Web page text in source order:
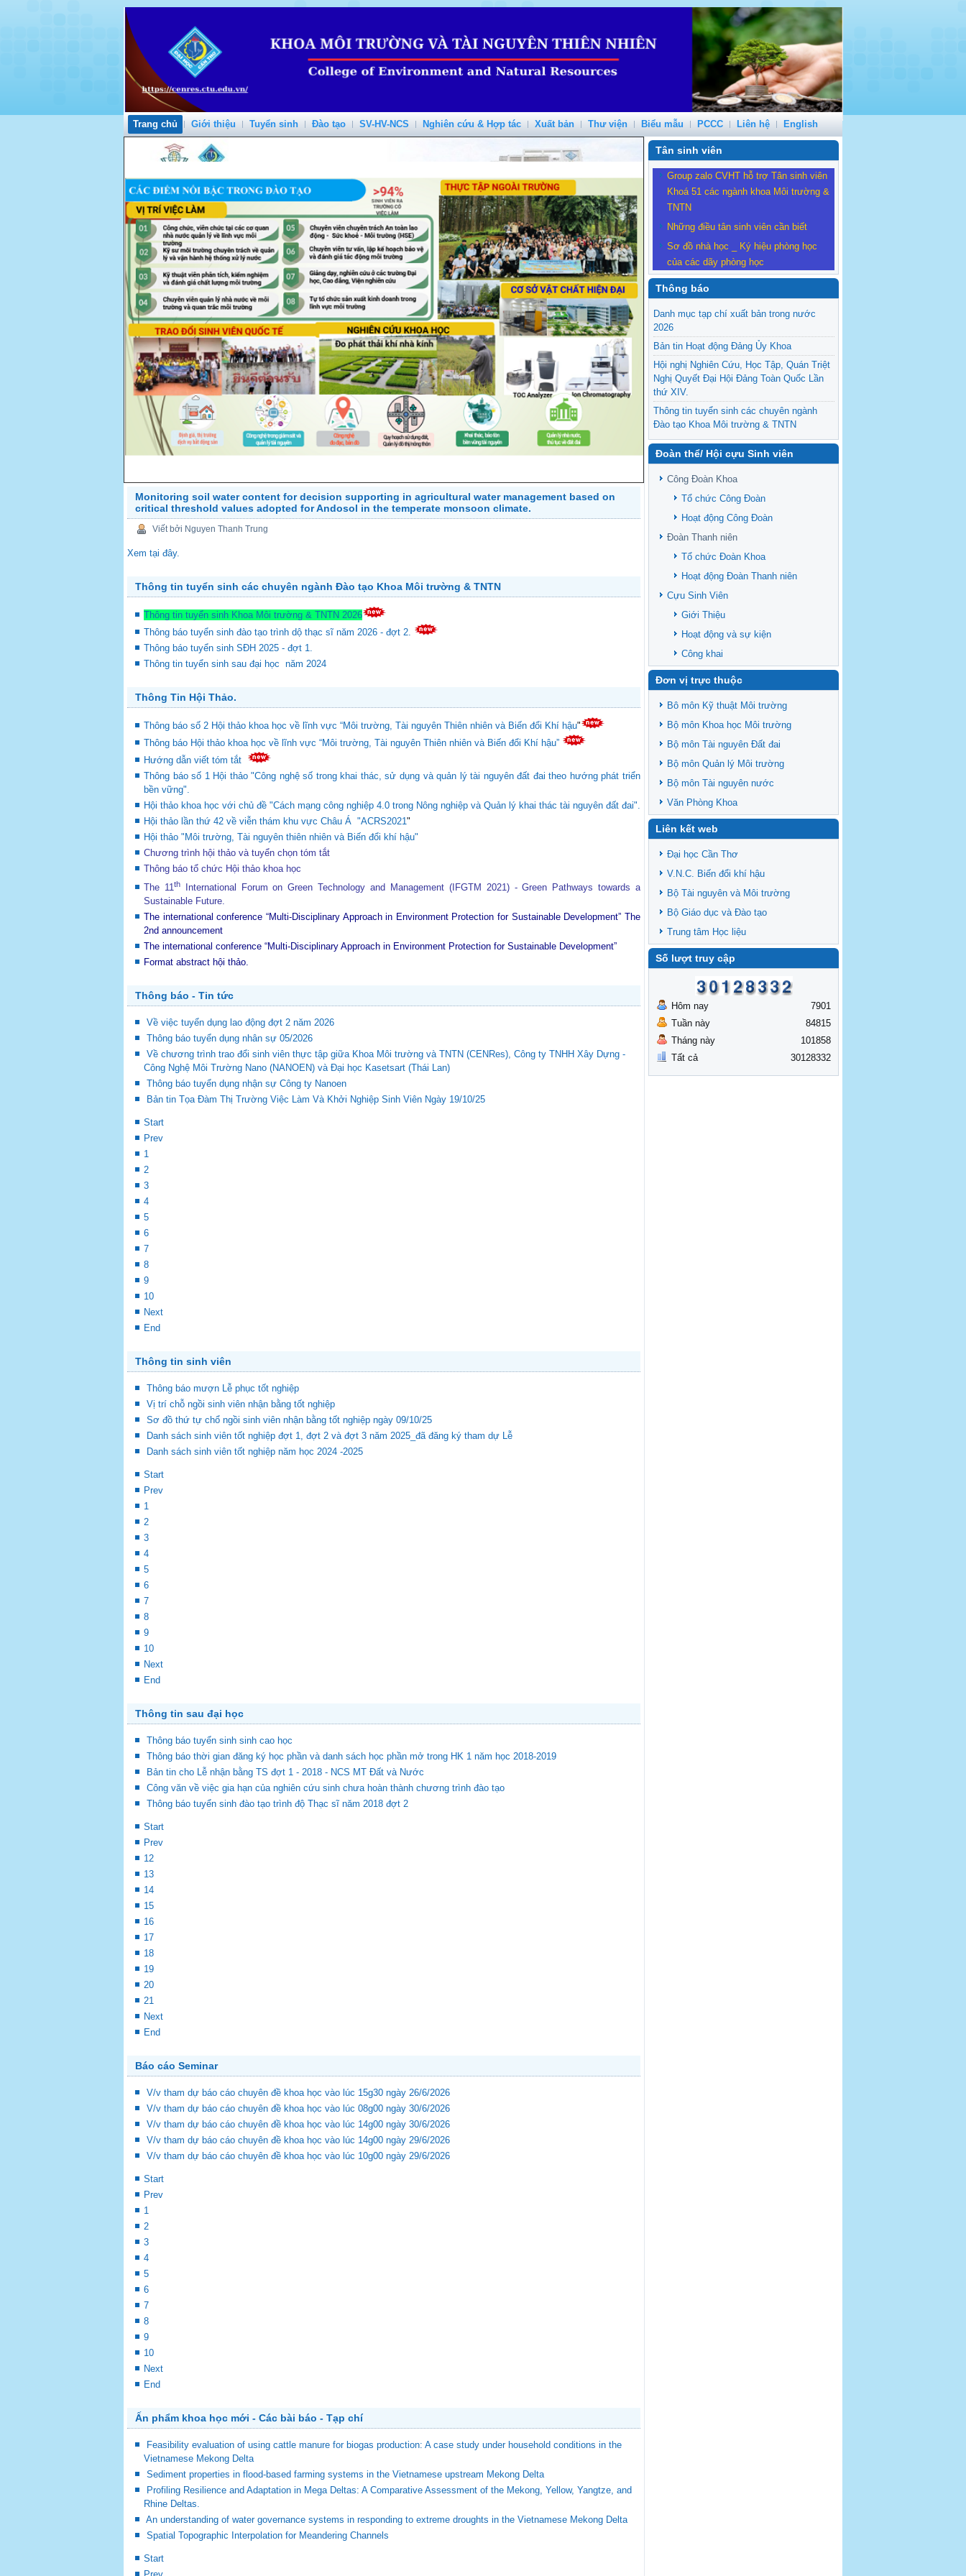
Trang chủ Giới thiệu Tuyển sinh Đào tạo SV-HV-NCS Nghiên cứu & Hợp tác Xuất bản Thư viện Biểu mẫu PCCC Liên hệ English
NEXT
Monitoring soil water content for decision supporting in agricultural water management based on
critical threshold values adopted for Andosol in the temperate monsoon climate.
Viết bởi Nguyen Thanh Trung
Xem tại đây.
Thông tin tuyển sinh các chuyên ngành Đào tạo Khoa Môi trường & TNTN
Thông tin tuyển sinh Khoa Môi trường & TNTN 2026
Thông báo tuyển sinh đào tạo trình dộ thạc sĩ năm 2026 - đợt 2.
Thông báo tuyển sinh SĐH 2025 - đợt 1.
Thông tin tuyển sinh sau đại học năm 2024
Thông Tin Hội Thảo.
Thông báo số 2 Hội thảo khoa học về lĩnh vực “Môi trường, Tài nguyên Thiên nhiên và Biến đổi Khí hậu"
Thông báo Hội thảo khoa học về lĩnh vực “Môi trường, Tài nguyên Thiên nhiên và Biến đổi Khí hậu”
Hướng dẫn viết tóm tắt
Thông báo số 1 Hội thảo "Công nghệ số trong khai thác, sử dụng và quản lý tài nguyên đất đai theo hướng phát triển
bền vững".
Hội thảo khoa học với chủ đề "Cách mạng công nghiệp 4.0 trong Nông nghiệp và Quản lý khai thác tài nguyên đất đai".
Hội thảo lần thứ 42 về viễn thám khu vực Châu Á "ACRS2021"
Hội thảo "Môi trường, Tài nguyên thiên nhiên và Biến đổi khí hậu"
Chương trình hội thảo và tuyển chọn tóm tắt
Thông báo tổ chức Hội thảo khoa học
The 11thInternational Forum on Green Technology and Management (IFGTM 2021) - Green Pathways towards a
Sustainable Future.
The international conference “Multi-Disciplinary Approach in Environment Protection for Sustainable Development” The
2nd announcement
The international conference “Multi-Disciplinary Approach in Environment Protection for Sustainable Development”
Format abstract hội thảo.
Thông báo - Tin tức
Về việc tuyển dụng lao động đợt 2 năm 2026
Thông báo tuyển dụng nhân sự 05/2026
Về chương trình trao đổi sinh viên thực tập giữa Khoa Môi trường và TNTN (CENRes), Công ty TNHH Xây Dựng -
Công Nghệ Môi Trường Nano (NANOEN) và Đại học Kasetsart (Thái Lan)
Thông báo tuyển dụng nhận sự Công ty Nanoen
Bản tin Tọa Đàm Thị Trường Việc Làm Và Khởi Nghiệp Sinh Viên Ngày 19/10/25
Start
Prev
1
2
3
4
5
6
7
8
9
10
Next
End
Thông tin sinh viên
Thông báo mượn Lễ phục tốt nghiệp
Vị trí chỗ ngồi sinh viên nhận bằng tốt nghiệp
Sơ đồ thứ tự chổ ngồi sinh viên nhận bằng tốt nghiệp ngày 09/10/25
Danh sách sinh viên tốt nghiệp đợt 1, đợt 2 và đợt 3 năm 2025_đã đăng ký tham dự Lễ
Danh sách sinh viên tốt nghiệp năm học 2024 -2025
Start
Prev
1
2
3
4
5
6
7
8
9
10
Next
End
Thông tin sau đại học
Thông báo tuyển sinh sinh cao học
Thông báo thời gian đăng ký học phần và danh sách học phần mở trong HK 1 năm học 2018-2019
Bản tin cho Lễ nhận bằng TS đợt 1 - 2018 - NCS MT Đất và Nước
Công văn về việc gia hạn của nghiên cứu sinh chưa hoàn thành chương trình đào tạo
Thông báo tuyển sinh đào tạo trình độ Thạc sĩ năm 2018 đợt 2
Start
Prev
12
13
14
15
16
17
18
19
20
21
Next
End
Báo cáo Seminar
V/v tham dự báo cáo chuyên đề khoa học vào lúc 15g30 ngày 26/6/2026
V/v tham dự báo cáo chuyên đề khoa học vào lúc 08g00 ngày 30/6/2026
V/v tham dự báo cáo chuyên đề khoa học vào lúc 14g00 ngày 30/6/2026
V/v tham dự báo cáo chuyên đề khoa học vào lúc 14g00 ngày 29/6/2026
V/v tham dự báo cáo chuyên đề khoa học vào lúc 10g00 ngày 29/6/2026
Start
Prev
1
2
3
4
5
6
7
8
9
10
Next
End
Ấn phẩm khoa học mới - Các bài báo - Tạp chí
Feasibility evaluation of using cattle manure for biogas production: A case study under household conditions in the
Vietnamese Mekong Delta
Sediment properties in flood-based farming systems in the Vietnamese upstream Mekong Delta
Profiling Resilience and Adaptation in Mega Deltas: A Comparative Assessment of the Mekong, Yellow, Yangtze, and
Rhine Deltas.
An understanding of water governance systems in responding to extreme droughts in the Vietnamese Mekong Delta
Spatial Topographic Interpolation for Meandering Channels
Start
Tân sinh viên
Group zalo CVHT hỗ trợ Tân sinh viên
Khoá 51 các ngành khoa Môi trường &
TNTN
Những điều tân sinh viên cần biết
Sơ đồ nhà học _ Ký hiệu phòng học
của các dãy phòng học
Thông báo
Danh mục tạp chí xuất bản trong nước
2026
Bản tin Hoạt động Đảng Ủy Khoa
Hội nghị Nghiên Cứu, Học Tập, Quán Triệt
Nghị Quyết Đại Hội Đảng Toàn Quốc Lần
thứ XIV.
Thông tin tuyển sinh các chuyên ngành
Đào tạo Khoa Môi trường & TNTN
Feasibility evaluation of using cattle
manure for biogas production: A case study
Vietnamese Mekong Delta
Sediment properties in flood-based farming
systems in the Vietnamese upstream
Văn bản - Quy định
Ban chấp hành Đảng bộ khoa
Đoàn thể/ Hội cựu Sinh viên
Công Đoàn Khoa
Tổ chức Công Đoàn
Hoạt động Công Đoàn
Đoàn Thanh niên
Tổ chức Đoàn Khoa
Hoạt động Đoàn Thanh niên
Cựu Sinh Viên
Giới Thiệu
Hoạt động và sự kiện
Công khai
Đơn vị trực thuộc
Bô môn Kỹ thuật Môi trường
Bộ môn Khoa học Môi trường
Bộ môn Tài nguyên Đất đai
Bộ môn Quản lý Môi trường
Bộ môn Tài nguyên nước
Văn Phòng Khoa
Liên kết web
Đại học Cần Thơ
V.N.C. Biến đổi khí hậu
Bộ Tài nguyên và Môi trường
Bộ Giáo dục và Đào tạo
Trung tâm Học liệu
Số lượt truy cập
Hôm nay
Tuần này
Tháng này
Tất cả
7901
84815
101858
30128332